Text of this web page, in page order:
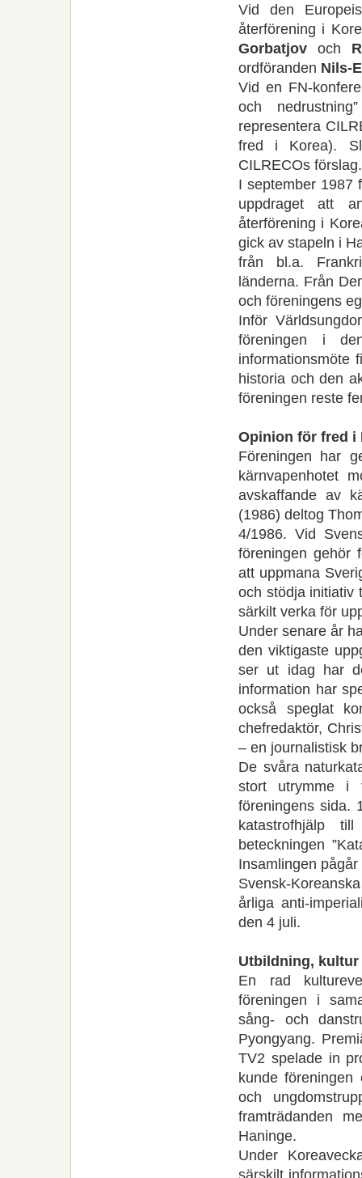
Vid den
återförening i
Gorbatjovoch
ordföranden Nils-
Vid en FN-
och
representera
fred i Korea).
CILRECOs förslag.
I september 1987
uppdraget att
återförening i
gick av stapeln i
från bl.a.
länderna. Från
och föreningens
Inför
föreningen i
informationsmöte
historia och den
föreningen reste
Opinion för fred i
Föreningen har
kärnvapenhotet
avskaffande av
(1986) deltog
4/1986. Vid
föreningen gehör
att uppmana
och stödja initiativ
särkilt verka för
Under senare år
den viktigaste
ser ut idag har
information har
också speglat
chefredaktör,
– en journalistisk
De svåra
stort utrymme i
föreningens sida.
katastrofhjälp
beteckningen
Insamlingen
Svensk-
årliga anti-
den 4 juli.
Utbildning,
En rad
föreningen i
sång- och
Pyongyang.
TV2 spelade in
kunde
och
framträdanden
Haninge.
Under